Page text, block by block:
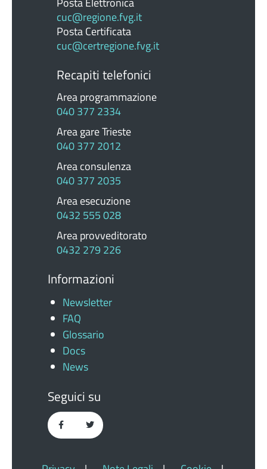
cuc@regione.fvg.it
Posta Certificata
cuc@certregione.fvg.it
Recapiti telefonici
Area programmazione
040 377 2334
Area gare Trieste
040 377 2012
Area consulenza
040 377 2035
Area esecuzione
0432 555 028
Area provveditorato
0432 279 226
Informazioni
Newsletter
FAQ
Glossario
Docs
News
Seguici su